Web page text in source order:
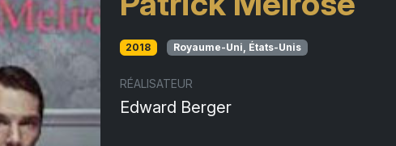
2018 Royaume-Uni, États-Unis
RÉALISATEUR
Edward Berger